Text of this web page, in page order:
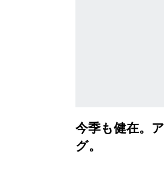
今季も健在。
グ。